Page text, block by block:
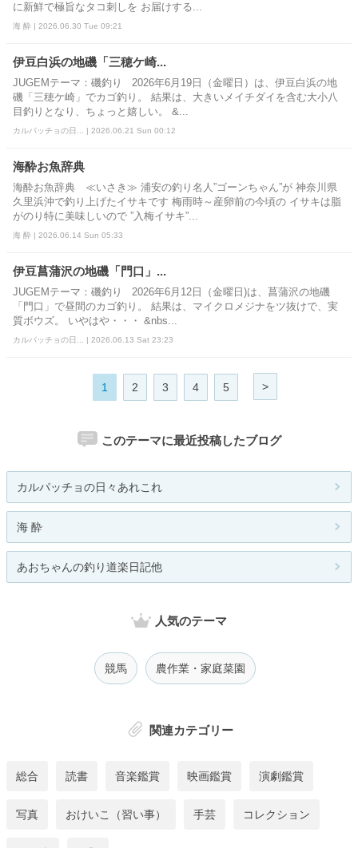
に新鮮で極旨なタコ刺しを お届けする...
海 酔 | 2026.06.30 Tue 09:21
伊豆白浜の地磯「三穂ケ崎...
JUGEMテーマ：磯釣り 2026年6月19日（金曜日）は、伊豆白浜の地
磯「三穂ケ崎」でカゴ釣り。 結果は、大きいメイチダイを含む大小八
目釣りとなり、ちょっと嬉しい。 &...
カルパッチョの日... | 2026.06.21 Sun 00:12
海酔お魚辞典
海酔お魚辞典 ≪いさき≫ 浦安の釣り名人”ゴーンちゃん”が 神奈川県
久里浜沖で釣り上げたイサキです 梅雨時～産卵前の今頃の イサキは脂
がのり特に美味しいので ”入梅イサキ”...
海 酔 | 2026.06.14 Sun 05:33
伊豆菖蒲沢の地磯「門口」...
JUGEMテーマ：磯釣り 2026年6月12日（金曜日)は、菖蒲沢の地磯
「門口」で昼間のカゴ釣り。 結果は、マイクロメジナをツ抜けで、実
質ボウズ。 いやはや・・・ &nbs...
カルパッチョの日... | 2026.06.13 Sat 23:23
1 2 3 4 5 >
このテーマに最近投稿したブログ
カルパッチョの日々あれこれ
海 酔
あおちゃんの釣り道楽日記他
人気のテーマ
競馬 農作業・家庭菜園
関連カテゴリー
総合 読書 音楽鑑賞 映画鑑賞 演劇鑑賞
写真 おけいこ（習い事） 手芸 コレクション